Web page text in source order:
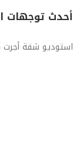
أحدث توجهات
استوديو شقة